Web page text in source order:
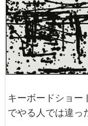
キーボードショー
でやる人では違っ